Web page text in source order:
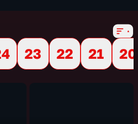
23 22 21
20